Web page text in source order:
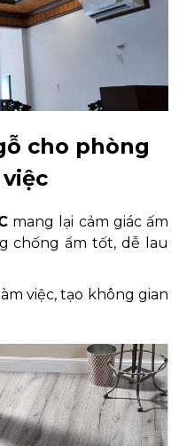
cho phòng
mang lại cảm giác ấm
chống ẩm tốt, dễ lau
việc, tạo không gian